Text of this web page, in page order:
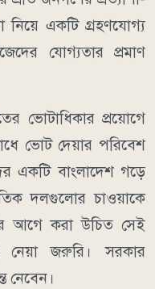
নিয়ে একটি গ্রহণযোগ্য
যোগ্যতার প্রমাণ
ভোটাধিকার প্রয়োগে
ভোট দেয়ার পরিবেশ
একটি বাংলাদেশ গড়ে
দলগুলোর চাওয়াকে
আগে করা উচিত সেই
নেয়া জরুরি। সরকার
নেবেন।